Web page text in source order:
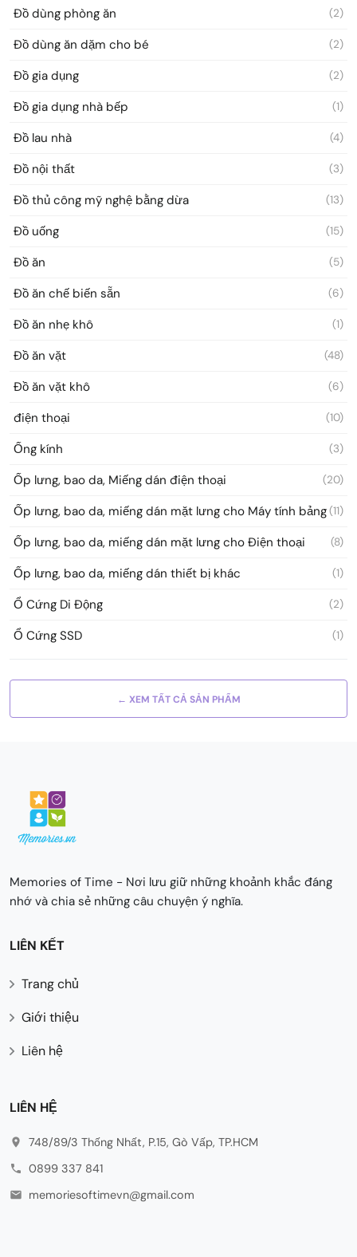
Đồ dùng phòng ăn (2)
Đồ dùng ăn dặm cho bé (2)
Đồ gia dụng (2)
Đồ gia dụng nhà bếp (1)
Đồ lau nhà (4)
Đồ nội thất (3)
Đồ thủ công mỹ nghệ bằng dừa (13)
Đồ uống (15)
Đồ ăn (5)
Đồ ăn chế biến sẵn (6)
Đồ ăn nhẹ khô (1)
Đồ ăn vặt (48)
Đồ ăn vặt khô (6)
điện thoại (10)
Ống kính (3)
Ốp lưng, bao da, Miếng dán điện thoại (20)
Ốp lưng, bao da, miếng dán mặt lưng cho Máy tính bảng(11)
Ốp lưng, bao da, miếng dán mặt lưng cho Điện thoại (8)
Ốp lưng, bao da, miếng dán thiết bị khác (1)
Ổ Cứng Di Động (2)
Ổ Cứng SSD (1)
← XEM TẤT CẢ SẢN PHẨM
Memories of Time - Nơi lưu giữ những khoảnh khắc đáng
nhớ và chia sẻ những câu chuyện ý nghĩa.
LIÊN KẾT
Trang chủ
Giới thiệu
Liên hệ
LIÊN HỆ
748/89/3 Thống Nhất, P.15, Gò Vấp, TP.HCM
0899 337 841
memoriesoftimevn@gmail.com